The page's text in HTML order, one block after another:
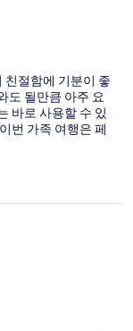
친절함에 기분이 좋
도 될만큼 아주 요
바로 사용할 수 있
번 가족 여행은 페